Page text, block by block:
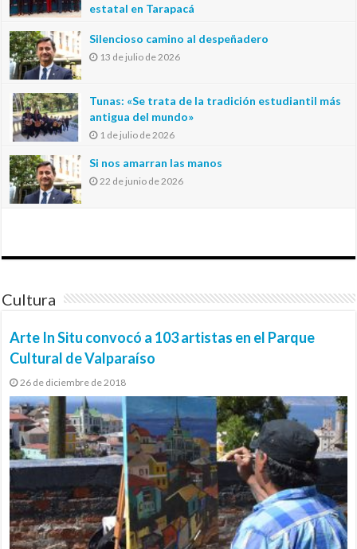
estatal en Tarapacá
Silencioso camino al despeñadero
13 de julio de 2026
Tunas: «Se trata de la tradición estudiantil más
antigua del mundo»
1 de julio de 2026
Si nos amarran las manos
22 de junio de 2026
Cultura
Arte In Situ convocó a 103 artistas en el Parque
Cultural de Valparaíso
26 de diciembre de 2018